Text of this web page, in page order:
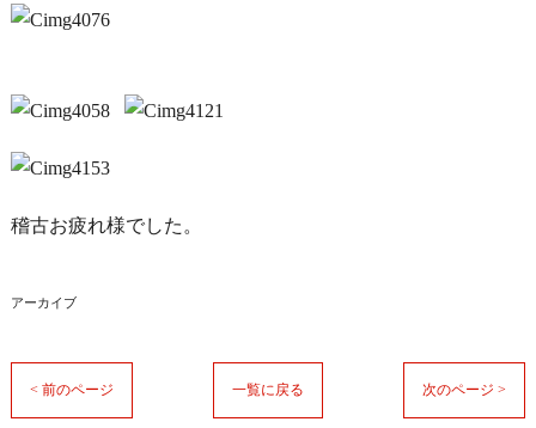
稽古お疲れ様でした。
アーカイブ
< 前のページ 一覧に戻る 次のページ >